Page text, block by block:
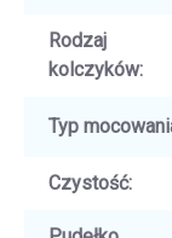
Rodzaj
kolczyków:
Typ
Czystość: